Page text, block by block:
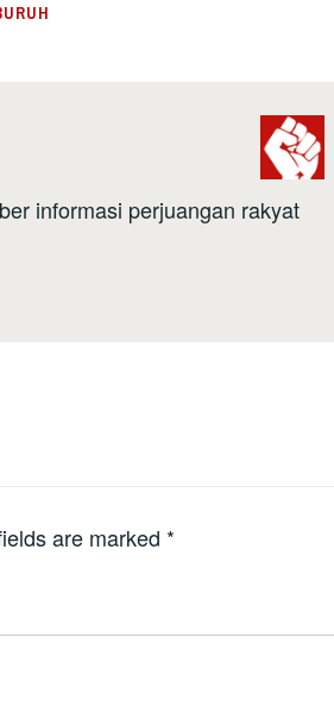
informasi perjuangan rakyat
are marked *